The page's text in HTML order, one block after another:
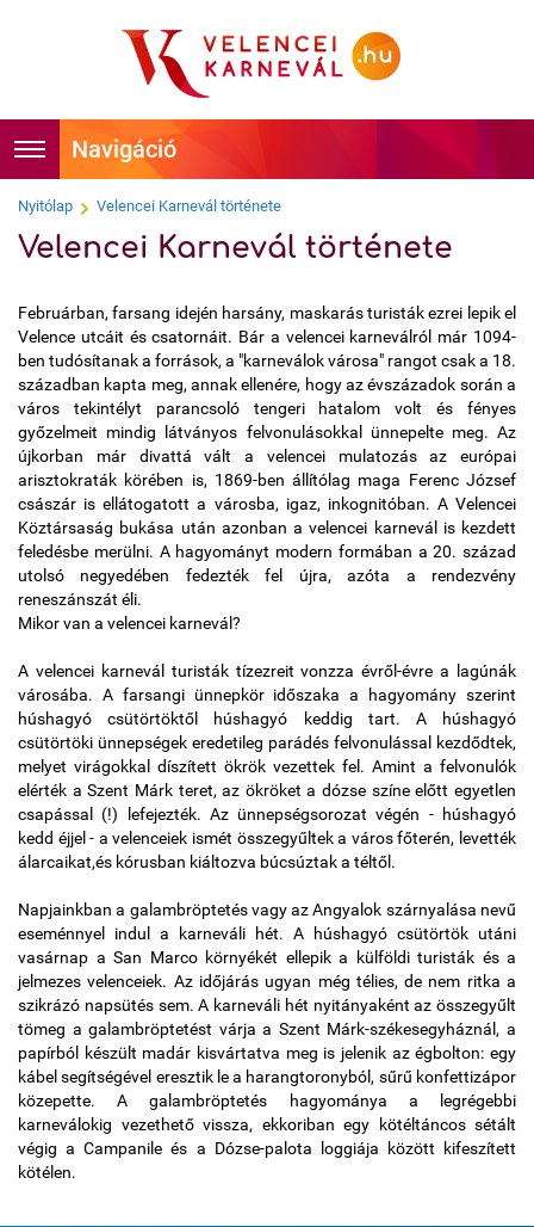
Foglalás
Programok
Látnivalók
Tudnivalók
Kapcsolat
Főoldal
Velencei Karnevál története
Hírességek
Képek
Videók
Időjárás
Térkép
Nyitólap Velencei Karnevál története
Velencei Karnevál története
Februárban, farsang idején harsány, maskarás turisták ezrei lepik el
Velence utcáit és csatornáit. Bár a velencei karneválról már 1094-
ben tudósítanak a források, a "karneválok városa" rangot csak a 18.
században kapta meg, annak ellenére, hogy az évszázadok során a
város tekintélyt parancsoló tengeri hatalom volt és fényes
győzelmeit mindig látványos felvonulásokkal ünnepelte meg. Az
újkorban már divattá vált a velencei mulatozás az európai
arisztokraták körében is, 1869-ben állítólag maga Ferenc József
császár is ellátogatott a városba, igaz, inkognitóban. A Velencei
Köztársaság bukása után azonban a velencei karnevál is kezdett
feledésbe merülni. A hagyományt modern formában a 20. század
utolsó negyedében fedezték fel újra, azóta a rendezvény
reneszánszát éli.
Mikor van a velencei karnevál?
A velencei karnevál turisták tízezreit vonzza évről-évre a lagúnák
városába. A farsangi ünnepkör időszaka a hagyomány szerint
húshagyó csütörtöktől húshagyó keddig tart. A húshagyó
csütörtöki ünnepségek eredetileg parádés felvonulással kezdődtek,
melyet virágokkal díszített ökrök vezettek fel. Amint a felvonulók
elérték a Szent Márk teret, az ökröket a dózse színe előtt egyetlen
csapással (!) lefejezték. Az ünnepségsorozat végén - húshagyó
kedd éjjel - a velenceiek ismét összegyűltek a város főterén, levették
álarcaikat,és kórusban kiáltozva búcsúztak a téltől.
Napjainkban a galambröptetés vagy az Angyalok szárnyalása nevű
eseménnyel indul a karneváli hét. A húshagyó csütörtök utáni
vasárnap a San Marco környékét ellepik a külföldi turisták és a
jelmezes velenceiek. Az időjárás ugyan még télies, de nem ritka a
szikrázó napsütés sem. A karneváli hét nyitányaként az összegyűlt
tömeg a galambröptetést várja a Szent Márk-székesegyháznál, a
papírból készült madár kisvártatva meg is jelenik az égbolton: egy
kábel segítségével eresztik le a harangtoronyból, sűrű konfettizápor
közepette. A galambröptetés hagyománya a legrégebbi
karneválokig vezethető vissza, ekkoriban egy kötéltáncos sétált
végig a Campanile és a Dózse-palota loggiája között kifeszített
kötélen.